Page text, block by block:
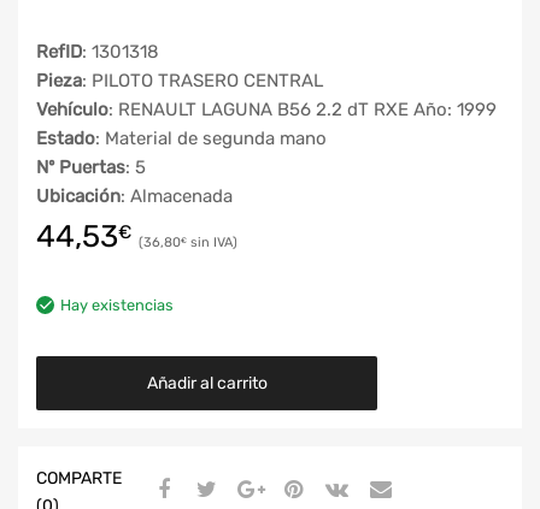
RefID: 1301318
Pieza: PILOTO TRASERO CENTRAL
Vehículo: RENAULT LAGUNA B56 2.2 dT RXE Año: 1999
Estado: Material de segunda mano
Nº Puertas: 5
Ubicación: Almacenada
44,53€ 36,80€
Hay existencias
Añadir al carrito
COMPARTE
(0)